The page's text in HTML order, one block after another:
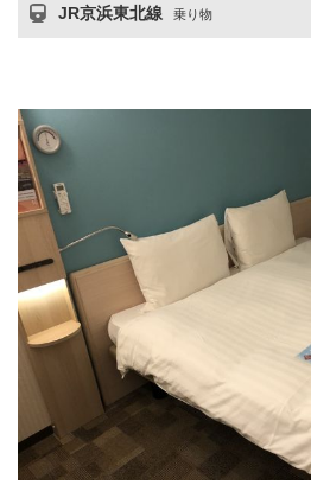
JR京浜東北線 乗り物